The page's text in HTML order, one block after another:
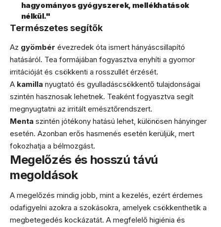
hagyományos gyógyszerek, mellékhatások
nélkül."
Természetes segítők
Az gyömbér évezredek óta ismert hányáscsillapító
hatásáról. Tea formájában fogyasztva enyhíti a gyomor
irritációját és csökkenti a rosszullét érzését.
A kamilla nyugtató és gyulladáscsökkentő tulajdonságai
szintén hasznosak lehetnek. Teaként fogyasztva segít
megnyugtatni az irritált emésztőrendszert.
Menta szintén jótékony hatású lehet, különösen hányinger
esetén. Azonban erős hasmenés esetén kerüljük, mert
fokozhatja a bélmozgást.
Megelőzés és hosszú távú
megoldások
A megelőzés mindig jobb, mint a kezelés, ezért érdemes
odafigyelni azokra a szokásokra, amelyek csökkenthetik a
megbetegedés kockázatát. A megfelelő higiénia és